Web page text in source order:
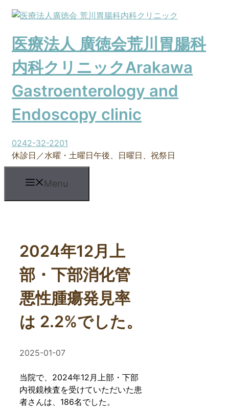
医療法人 廣徳会荒川胃腸科
内科クリニックArakawa
Gastroenterology and
Endoscopy clinic
0242-32-2201
休診日／水曜・土曜日午後、日曜日、祝祭日
Menu
2024年12月上
部・下部消化管
悪性腫瘍発見率
は 2.2%でした。
2025-01-07
当院で、2024年12月上部・下部
内視鏡検査を受けていただいた患
者さんは、186名でした。